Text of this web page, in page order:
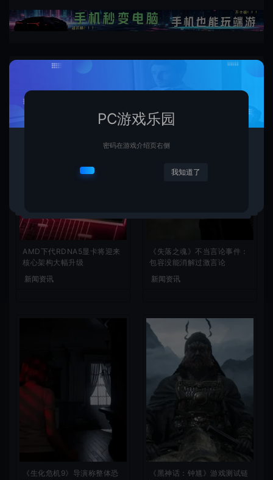
相关文章
AMD下代RDNA5显卡将迎来
核心架构大幅升级
新闻资讯
《失落之魂》不当言论事件：
包容没能消解过激言论
新闻资讯
《生化危机9》导演称整体恐
《黑神话：钟馗》游戏测试链
PC游戏乐园
密码在游戏介绍页右侧
我知道了